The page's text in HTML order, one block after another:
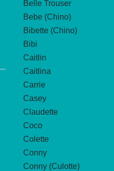
Belle Trouser
Bebe (Chino)
Bibette (Chino)
Bibi
Caitlin
Caitlina
Carrie
Casey
Claudette
Coco
Colette
Conny
Conny (Culotte)